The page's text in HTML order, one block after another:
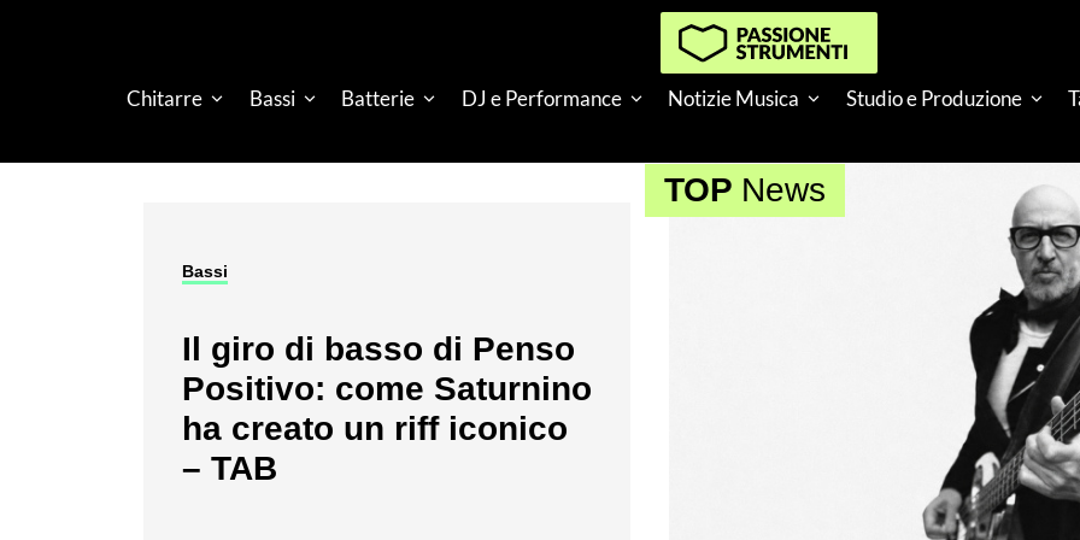
Chitarre Bassi Batterie DJ e Performance Notizie Musica Studio e Produzione
Bassi
Il giro di basso di Penso
Positivo: come Saturnino
ha creato un riff iconico
– TAB
TOP News